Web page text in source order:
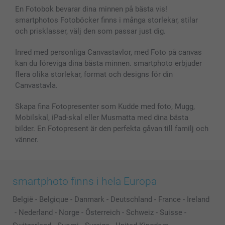
Skal till Mobil & Surfplatta
MyNameBook
Fotoramar & Tillbehör
Presentkort
Alla fotoprodukter
Sitemap
Villkor och garantier
smartbonus
Priser & betalning
En Fotobok bevarar dina minnen på bästa vis!
smartphotos Fotoböcker finns i många storlekar, stilar
och prisklasser, välj den som passar just dig.
Inred med personliga Canvastavlor, med Foto på canvas
kan du föreviga dina bästa minnen. smartphoto erbjuder
flera olika storlekar, format och designs för din
Canvastavla.
Skapa fina Fotopresenter som Kudde med foto, Mugg,
Mobilskal, iPad-skal eller Musmatta med dina bästa
bilder. En Fotopresent är den perfekta gåvan till familj och
vänner.
smartphoto finns i hela Europa
België - Belgique - Danmark - Deutschland - France - Ireland
- Nederland - Norge - Österreich - Schweiz - Suisse -